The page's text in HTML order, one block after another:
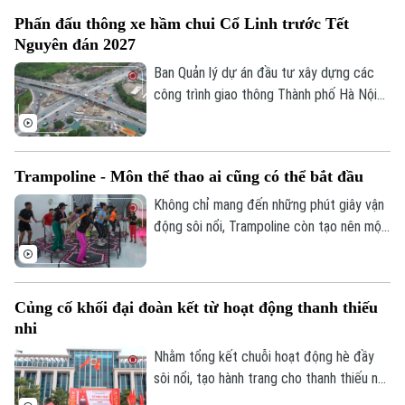
Chuyên mục
Thời sự
Chính trị
Xã hội
Người Hà Nội
Thế giới
Tin tức
Kinh tế
Phấn đấu thông xe hầm chui Cổ Linh trước Tết
Nguyên đán 2027
Ban Quản lý dự án đầu tư xây dựng các
công trình giao thông Thành phố Hà Nội
đán Đinh Mùi 2027.
Trampoline - Môn thể thao ai cũng có thể bắt đầu
Không chỉ mang đến những phút giây vận
động sôi nổi, Trampoline còn tạo nên một
tích cực sau những bộn bề của cuộc
cải thiện vấn đề về cơ, xương, khớp.
Củng cố khối đại đoàn kết từ hoạt động thanh thiếu
nhi
Nhằm tổng kết chuỗi hoạt động hè đầy
sôi nổi, tạo hành trang cho thanh thiếu nhi